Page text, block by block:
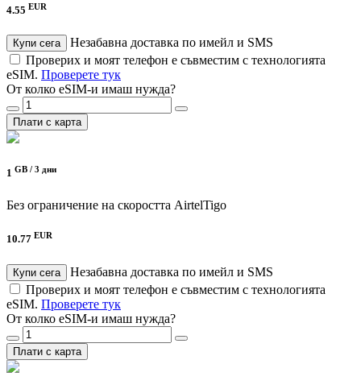
4.55 EUR
Купи сега
Незабавна доставка по имейл и SMS
Проверих и моят телефон е съвместим с технологията
eSIM. Проверете тук
От колко eSIM-и имаш нужда?
Плати с карта
1 GB / 3 дни
Без ограничение на скоростта AirtelTigo
10.77 EUR
Купи сега
Незабавна доставка по имейл и SMS
Проверих и моят телефон е съвместим с технологията
eSIM. Проверете тук
От колко eSIM-и имаш нужда?
Плати с карта